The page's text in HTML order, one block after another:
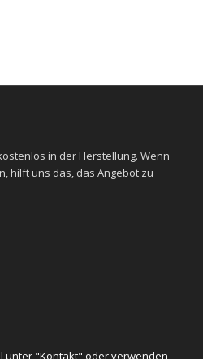
in der Herstellung. Wenn
hilft uns das, das Angebot zu
unter "Kontakt" oder verwenden